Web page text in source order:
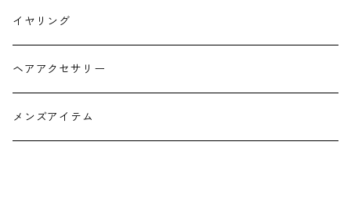
チョーカー
イヤリング
ヘアアクセサリー
メンズアイテム